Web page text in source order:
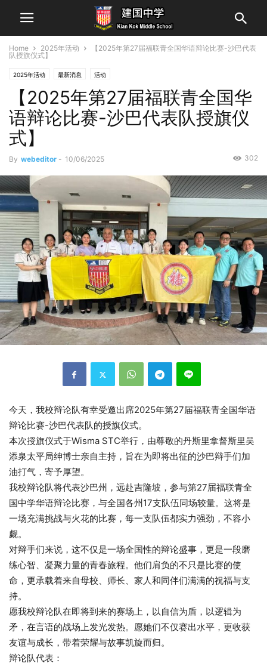
Home 2025年活动
【2025年第27届福联青全国华语辩论比赛-沙巴代表
队授旗仪式】
2025年活动 最新消息 活动
【2025年第27届福联青全国华
语辩论比赛-沙巴代表队授旗仪
式】
By webeditor - 10/06/2025 302
今天，我校辩论队有幸受邀出席2025年第27届福联青全国华语
辩论比赛-沙巴代表队的授旗仪式。
本次授旗仪式于Wisma STC举行，由尊敬的丹斯里拿督斯里吴
添泉太平局绅博士亲自主持，旨在为即将出征的沙巴辩手们加
油打气，寄予厚望。
我校辩论队将代表沙巴州，远赴吉隆坡，参与第27届福联青全
国中学华语辩论比赛，与全国各州17支队伍同场较量。这将是
一场充满挑战与火花的比赛，每一支队伍都实力强劲，不容小
觑。
对辩手们来说，这不仅是一场全国性的辩论盛事，更是一段磨
练心智、凝聚力量的青春旅程。他们肩负的不只是比赛的使
命，更承载着来自母校、师长、家人和同伴们满满的祝福与支
持。
愿我校辩论队在即将到来的赛场上，以自信为盾，以逻辑为
矛，在言语的战场上发光发热。愿她们不仅赛出水平，更收获
友谊与成长，带着荣耀与故事凯旋而归。
辩论队代表：